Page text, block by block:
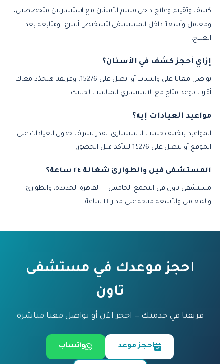
كشف وتقييم وعلاج داخل قسم الأسنان مع استشاريين متخصصين،
ومعامل وأشعة داخل المستشفى لتشخيص أسرع، ومتابعة بعد
العلاج.
إزاي أحجز كشف في الأسنان؟
تواصل معانا على واتساب أو اتصل على 15276، وفريقنا هيحدّد معاك
أقرب موعد متاح مع الاستشاري المناسب لحالتك.
مواعيد العيادات إيه؟
المواعيد بتختلف حسب الاستشاري. تقدر تشوف جدول العيادات على
الموقع أو تتصل على 15276 للتأكد قبل الحضور.
المستشفى فين والطوارئ شغالة ٢٤ ساعة؟
مستشفى تاون في التجمع الخامس — القاهرة الجديدة، والطوارئ
والمعامل والأشعة متاحة على مدار ٢٤ ساعة.
احجز موعدك في مستشفى
تاون
فريقنا في خدمتك — احجز الآن أو تواصل معنا مباشرة
احجز موعد واتساب